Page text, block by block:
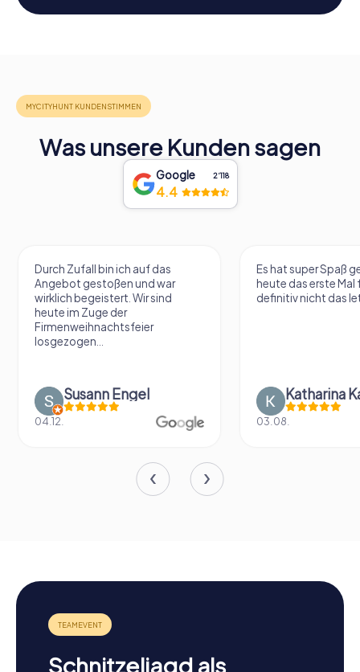
Was unsere Kunden sagen
Google 2‘118
4.4
Durch Zufall bin ich auf das
Angebot gestoßen und war
wirklich begeistert. Wir sind
heute im Zuge der
Firmenweihnachtsfeier
losgezogen...
Susann Engel
04.12.
Es hat super Spaß
heute das erste Mal
definitiv nicht das
Katharina
03.08.
Schnitzeljagd als